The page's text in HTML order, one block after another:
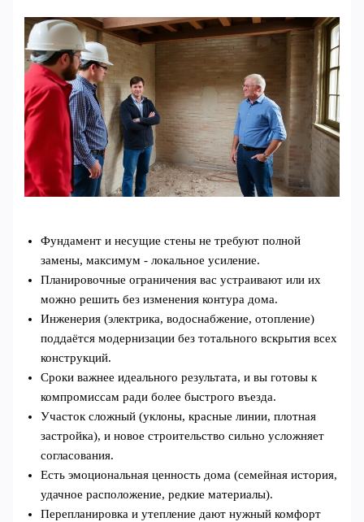
Фундамент и несущие стены не требуют полной
замены, максимум - локальное усиление.
Планировочные ограничения вас устраивают или их
можно решить без изменения контура дома.
Инженерия (электрика, водоснабжение, отопление)
поддаётся модернизации без тотального вскрытия всех
конструкций.
Сроки важнее идеального результата, и вы готовы к
компромиссам ради более быстрого въезда.
Участок сложный (уклоны, красные линии, плотная
застройка), и новое строительство сильно усложняет
согласования.
Есть эмоциональная ценность дома (семейная история,
удачное расположение, редкие материалы).
Перепланировка и утепление дают нужный комфорт